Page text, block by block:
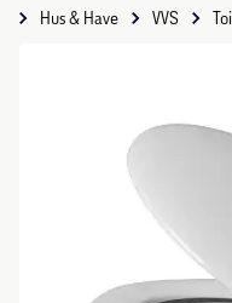
Hus & Have VVS